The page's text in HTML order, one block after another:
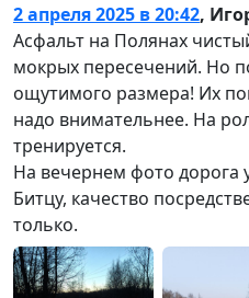
2 апреля 2025 в 20:42,
Асфальт на Полянах
мокрых пересечений. Но
ощутимого размера! Их
надо внимательнее. На
тренируется.
На вечернем фото дорога
Битцу, качество
только.